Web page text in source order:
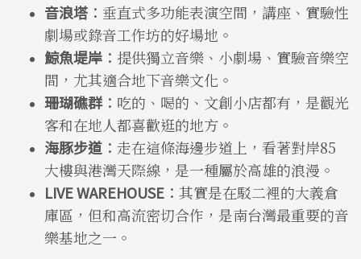
音浪塔 ： 垂直式多功能表演空間，講座、實驗性
劇場或錄音工作坊的好場地。
鯨魚堤岸 ： 提供獨立音樂、小劇場、實驗音樂空
間，尤其適合地下音樂文化。
珊瑚礁群： 吃的、喝的、文創小店都有，是觀光
客和在地人都喜歡逛的地方。
海豚步道 ： 走在這條海邊步道上，看著對岸85
大樓與港灣天際線，是一種屬於高雄的浪漫。
LIVE WAREHOUSE ： 其實是在駁二裡的大義倉
庫區，但和高流密切合作，是南台灣最重要的音
樂基地之一。